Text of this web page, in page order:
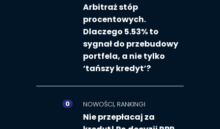
Arbitraż stóp
procentowych.
Dlaczego 5.53% to
sygnał do przebudowy
portfela, a nie tylko
‘tańszy kredyt’?
0 NOWOŚCI, RANKINGI
Nie przepłacaj za